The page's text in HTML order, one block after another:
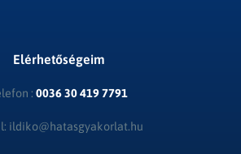
Elérhetőségeim
: 0036 30 419 7791
ildiko@hatasgyakorlat.hu